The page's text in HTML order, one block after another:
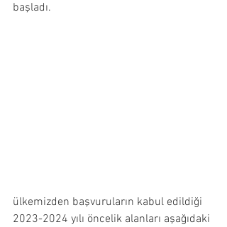
başladı.
ülkemizden başvuruların kabul edildiği
2023-2024 yılı öncelik alanları aşağıdaki